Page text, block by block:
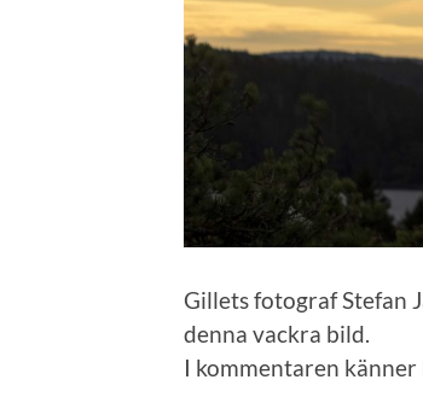
Gillets fotograf Stefan
denna vackra bild.
I kommentaren känner